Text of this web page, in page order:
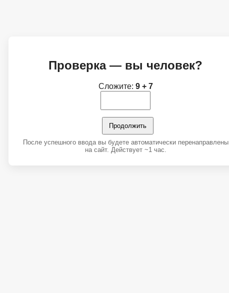
Проверка — вы человек?
Сложите: 9 + 7
Продолжить
После успешного ввода вы будете автоматически перенаправлены
на сайт. Действует ~1 час.